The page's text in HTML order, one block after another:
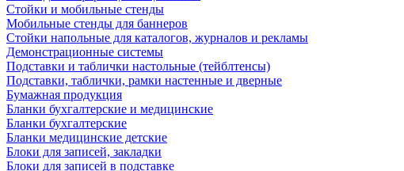
Стойки и мобильные стенды
Мобильные стенды для баннеров
Стойки напольные для каталогов, журналов и рекламы
Демонстрационные системы
Подставки и таблички настольные (тейблтенсы)
Подставки, таблички, рамки настенные и дверные
Бумажная продукция
Бланки бухгалтерские и медицинские
Бланки бухгалтерские
Бланки медицинские детские
Блоки для записей, закладки
Блоки для записей в подставке